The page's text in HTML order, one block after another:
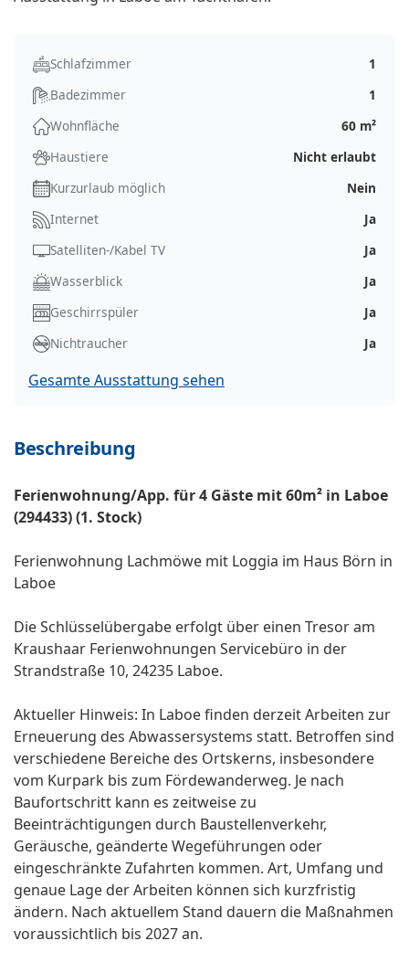
Schlafzimmer
1
Badezimmer
1
Wohnfläche
60 m²
Haustiere
Nicht erlaubt
Kurzurlaub möglich
Nein
Internet
Ja
Satelliten-/Kabel TV
Ja
Wasserblick
Ja
Geschirrspüler
Ja
Nichtraucher
Ja
Gesamte Ausstattung sehen
Beschreibung
Ferienwohnung/App. für 4 Gäste mit 60m² in Laboe
(294433) (1. Stock)
Ferienwohnung Lachmöwe mit Loggia im Haus Börn in
Laboe
Die Schlüsselübergabe erfolgt über einen Tresor am
Kraushaar Ferienwohnungen Servicebüro in der
Strandstraße 10, 24235 Laboe.
Aktueller Hinweis: In Laboe finden derzeit Arbeiten zur
Erneuerung des Abwassersystems statt. Betroffen sind
verschiedene Bereiche des Ortskerns, insbesondere
vom Kurpark bis zum Fördewanderweg. Je nach
Baufortschritt kann es zeitweise zu
Beeinträchtigungen durch Baustellenverkehr,
Geräusche, geänderte Wegeführungen oder
eingeschränkte Zufahrten kommen. Art, Umfang und
genaue Lage der Arbeiten können sich kurzfristig
ändern. Nach aktuellem Stand dauern die Maßnahmen
voraussichtlich bis 2027 an.